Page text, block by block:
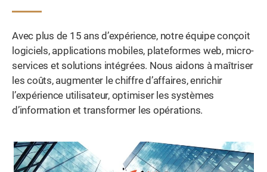
Avec plus de 15 ans d’expérience, notre équipe conçoit
logiciels, applications mobiles, plateformes web, micro-
services et solutions intégrées. Nous aidons à maîtriser
les coûts, augmenter le chiffre d’affaires, enrichir
l’expérience utilisateur, optimiser les systèmes
d’information et transformer les opérations.